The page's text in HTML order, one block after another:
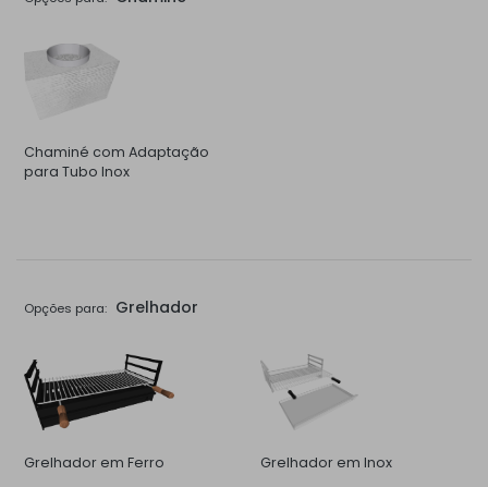
Chaminé com Adaptação
para Tubo Inox
Opções para: Grelhador
Grelhador em Ferro Grelhador em Inox